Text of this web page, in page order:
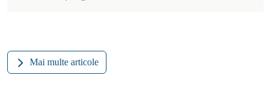
Mai multe articole